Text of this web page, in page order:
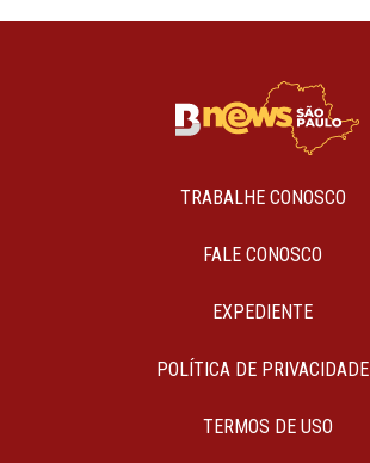
TRABALHE CONOSCO
FALE CONOSCO
EXPEDIENTE
POLÍTICA DE PRIVACIDADE
TERMOS DE USO